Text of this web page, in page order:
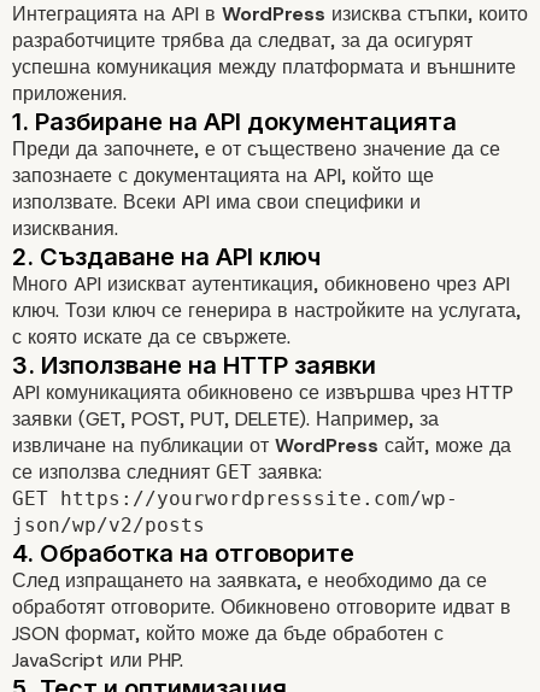
Интеграцията на API в WordPress изисква стъпки, които
разработчиците трябва да следват, за да осигурят
успешна комуникация между платформата и външните
приложения.
Преди да започнете, е от съществено значение да се
запознаете с документацията на API, който ще
използвате. Всеки API има свои специфики и
изисквания.
Много API изискват аутентикация, обикновено чрез API
ключ. Този ключ се генерира в настройките на услугата,
с която искате да се свържете.
API комуникацията обикновено се извършва чрез HTTP
заявки (GET, POST, PUT, DELETE). Например, за
извличане на публикации от WordPress сайт, може да
се използва следният GET заявка:
GET https://yourwordpresssite.com/wp-
json/wp/v2/posts
След изпращането на заявката, е необходимо да се
обработят отговорите. Обикновено отговорите идват в
JSON формат, който може да бъде обработен с
JavaScript или PHP.